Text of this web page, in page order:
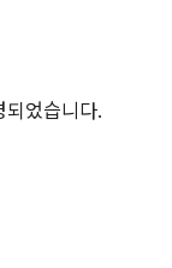
되었습니다.